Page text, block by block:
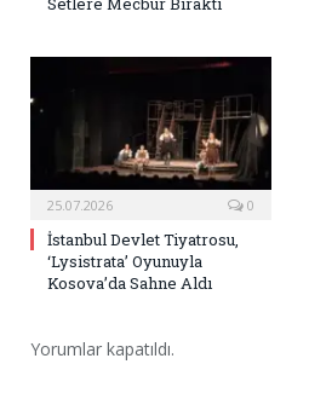
25.07.2026 0
İstanbul Devlet Tiyatrosu,
‘Lysistrata’ Oyunuyla
Kosova’da Sahne Aldı
Yorumlar kapatıldı.